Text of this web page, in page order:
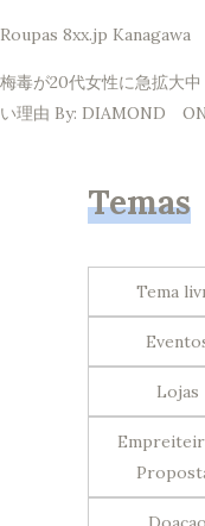
Roupas 8xx.jp Kanagawa
梅毒が20代女性に急拡大
い理由 By: DIAMOND
Temas
Tema
Lojas